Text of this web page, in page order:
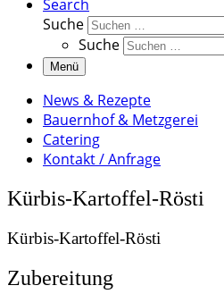
Search
Suche
Suche
Menü
News & Rezepte
Bauernhof & Metzgerei
Catering
Kontakt / Anfrage
Kürbis-Kartoffel-Rösti
Kürbis-Kartoffel-Rösti
Zubereitung